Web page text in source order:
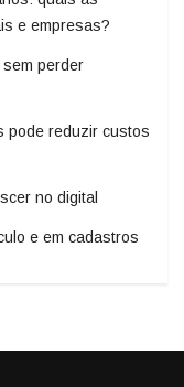
e empresas?
perder
pode reduzir custos
no digital
e em cadastros